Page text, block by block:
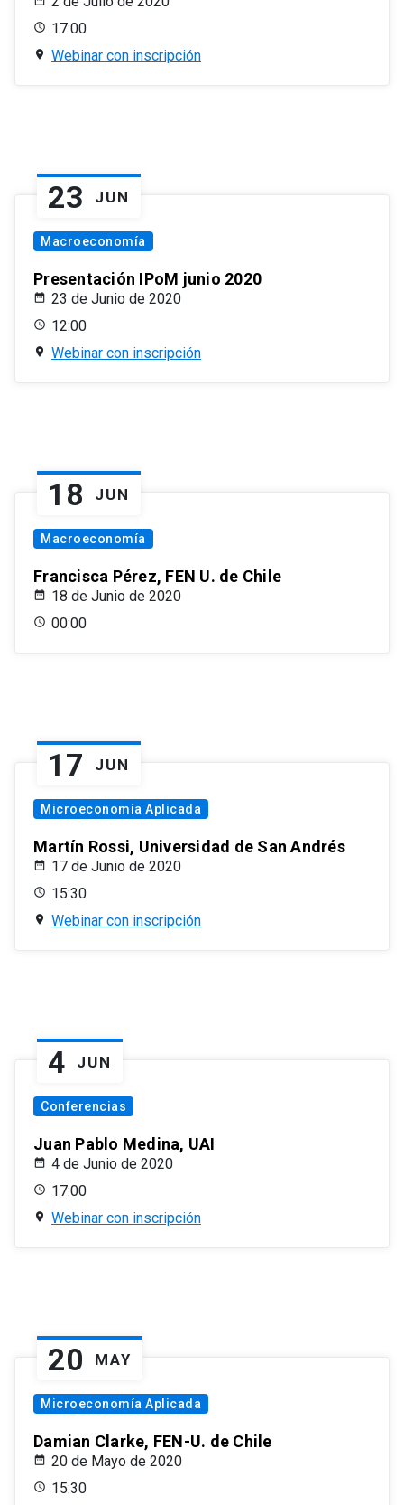
17:00
Webinar con inscripción
23 JUN
Macroeconomía
Presentación IPoM junio 2020
23 de Junio de 2020
12:00
Webinar con inscripción
18 JUN
Macroeconomía
Francisca Pérez, FEN U. de Chile
18 de Junio de 2020
00:00
17 JUN
Microeconomía Aplicada
Martín Rossi, Universidad de San Andrés
17 de Junio de 2020
15:30
Webinar con inscripción
4 JUN
Conferencias
Juan Pablo Medina, UAI
4 de Junio de 2020
17:00
Webinar con inscripción
20 MAY
Microeconomía Aplicada
Damian Clarke, FEN-U. de Chile
20 de Mayo de 2020
15:30